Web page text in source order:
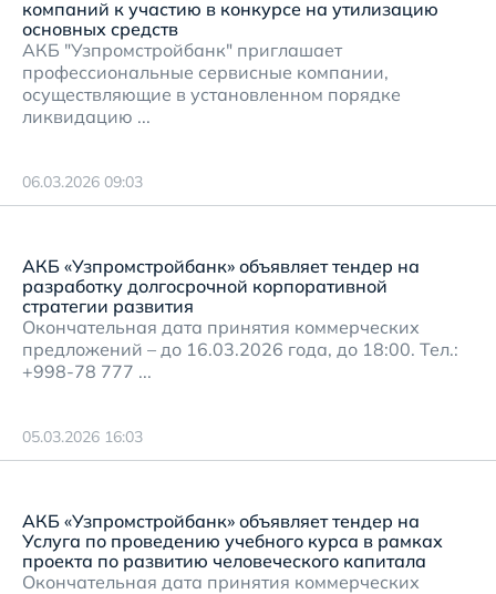
компаний к участию в конкурсе на утилизацию
основных средств
АКБ "Узпромстройбанк" приглашает
профессиональные сервисные компании,
осуществляющие в установленном порядке
ликвидацию ...
06.03.2026 09:03
АКБ «Узпромстройбанк» объявляет тендер на
разработку долгосрочной корпоративной
стратегии развития
Окончательная дата принятия коммерческих
предложений – до 16.03.2026 года, до 18:00. Тел.:
+998-78 777 ...
05.03.2026 16:03
АКБ «Узпромстройбанк» объявляет тендер на
Услуга по проведению учебного курса в рамках
проекта по развитию человеческого капитала
Окончательная дата принятия коммерческих